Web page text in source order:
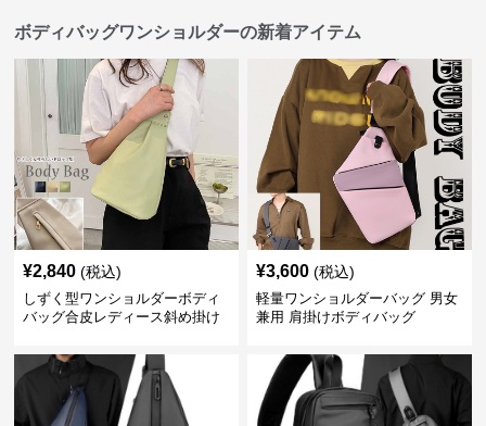
ボディバッグワンショルダーの新着アイテム
¥2,840 (税込)
しずく型ワンショルダーボディ
バッグ合皮レディース斜め掛け
¥3,600 (税込)
軽量ワンショルダーバッグ 男女
兼用 肩掛けボディバッグ